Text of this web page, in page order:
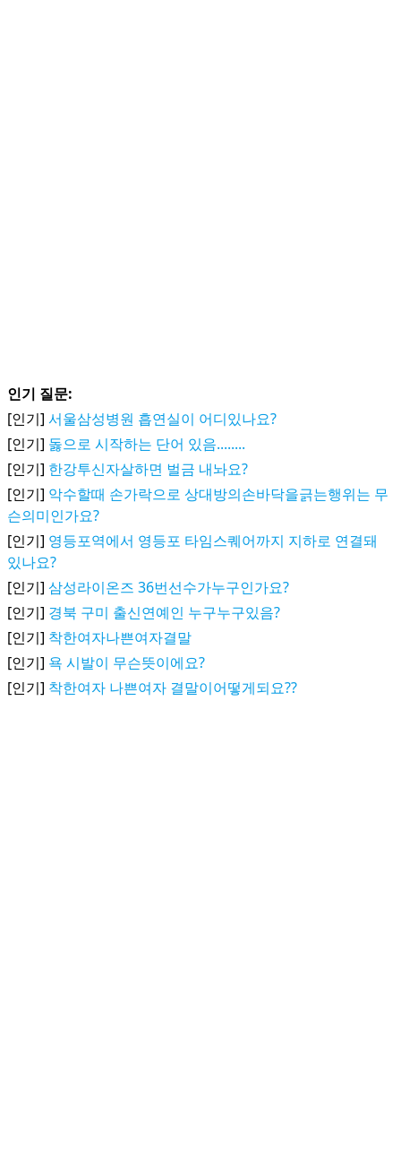
인기 질문:
[인기] 서울삼성병원 흡연실이 어디있나요?
[인기] 돓으로 시작하는 단어 있음........
[인기] 한강투신자살하면 벌금 내놔요?
[인기] 악수할때 손가락으로 상대방의손바닥을긁는행위는 무
슨의미인가요?
[인기] 영등포역에서 영등포 타임스퀘어까지 지하로 연결돼
있나요?
[인기] 삼성라이온즈 36번선수가누구인가요?
[인기] 경북 구미 출신연예인 누구누구있음?
[인기] 착한여자나쁜여자결말
[인기] 욕 시발이 무슨뜻이에요?
[인기] 착한여자 나쁜여자 결말이어떻게되요??